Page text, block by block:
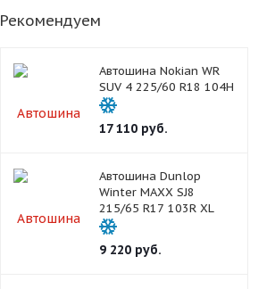
Рекомендуем
Автошина Nokian WR
SUV 4 225/60 R18 104H
17 110руб.
Автошина Dunlop
Winter MAXX SJ8
215/65 R17 103R XL
9 220руб.